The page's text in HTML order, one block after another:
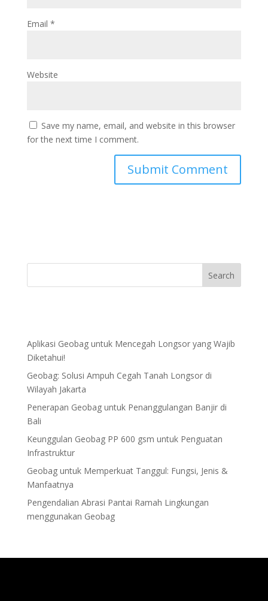
Email *
Website
Save my name, email, and website in this browser
for the next time I comment.
Aplikasi Geobag untuk Mencegah Longsor yang Wajib
Diketahui!
Geobag: Solusi Ampuh Cegah Tanah Longsor di
Wilayah Jakarta
Penerapan Geobag untuk Penanggulangan Banjir di
Bali
Keunggulan Geobag PP 600 gsm untuk Penguatan
Infrastruktur
Geobag untuk Memperkuat Tanggul: Fungsi, Jenis &
Manfaatnya
Pengendalian Abrasi Pantai Ramah Lingkungan
menggunakan Geobag